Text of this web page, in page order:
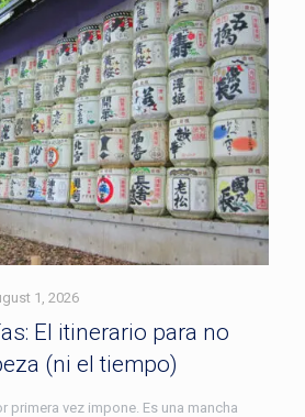
1, 2026
El itinerario para no
(ni el tiempo)
primera vez impone. Es una mancha